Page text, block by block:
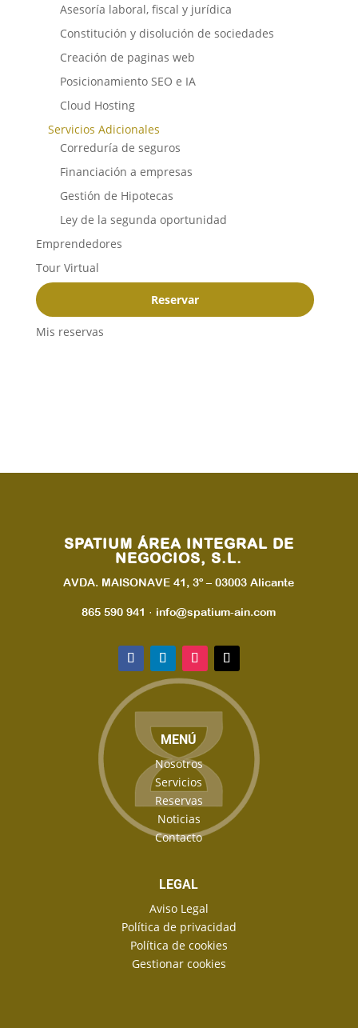
Asesoría laboral, fiscal y jurídica
Constitución y disolución de sociedades
Creación de paginas web
Posicionamiento SEO e IA
Cloud Hosting
Servicios Adicionales
Correduría de seguros
Financiación a empresas
Gestión de Hipotecas
Ley de la segunda oportunidad
Emprendedores
Tour Virtual
Reservar
Mis reservas
SPATIUM ÁREA INTEGRAL DE
NEGOCIOS, S.L.
AVDA. MAISONAVE 41, 3º – 03003 Alicante
865 590 941 · info@spatium-ain.com
MENÚ
Nosotros
Servicios
Reservas
Noticias
Contacto
LEGAL
Aviso Legal
Política de privacidad
Política de cookies
Gestionar cookies